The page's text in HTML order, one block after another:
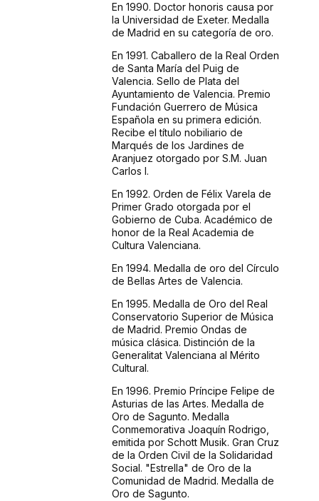
En 1990. Doctor honoris causa por
la Universidad de Exeter. Medalla
de Madrid en su categoría de oro.
En 1991. Caballero de la Real Orden
de Santa María del Puig de
Valencia. Sello de Plata del
Ayuntamiento de Valencia. Premio
Fundación Guerrero de Música
Española en su primera edición.
Recibe el título nobiliario de
Marqués de los Jardines de
Aranjuez otorgado por S.M. Juan
Carlos I.
En 1992. Orden de Félix Varela de
Primer Grado otorgada por el
Gobierno de Cuba. Académico de
honor de la Real Academia de
Cultura Valenciana.
En 1994. Medalla de oro del Círculo
de Bellas Artes de Valencia.
En 1995. Medalla de Oro del Real
Conservatorio Superior de Música
de Madrid. Premio Ondas de
música clásica. Distinción de la
Generalitat Valenciana al Mérito
Cultural.
En 1996. Premio Príncipe Felipe de
Asturias de las Artes. Medalla de
Oro de Sagunto. Medalla
Conmemorativa Joaquín Rodrigo,
emitida por Schott Musik. Gran Cruz
de la Orden Civil de la Solidaridad
Social. "Estrella" de Oro de la
Comunidad de Madrid. Medalla de
Oro de Sagunto.